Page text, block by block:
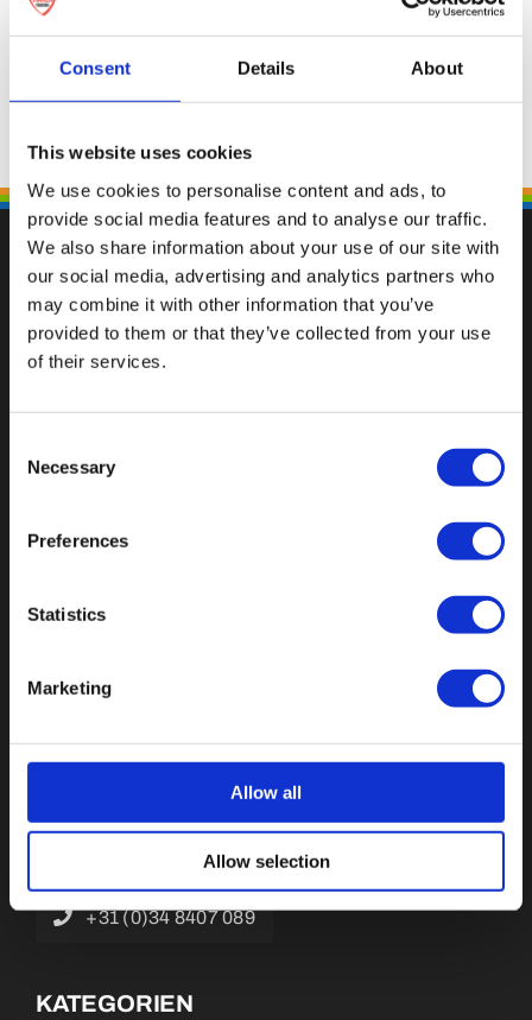
Consent Details About
This website uses cookies
We use cookies to personalise content and ads, to
provide social media features and to analyse our traffic.
We also share information about your use of our site with
our social media, advertising and analytics partners who
may combine it with other information that you’ve
provided to them or that they’ve collected from your use
of their services.
Selection
Necessary
Preferences
Statistics
Marketing
Allow all
Allow selection
Fallen Sie mit einzigartigen
Botnische Golf 9a, 3446 CN Woerden,
info@vianenonline.nl
+31 (0)34 8407 089
KATEGORIEN